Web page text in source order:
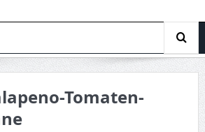
Tomaten-